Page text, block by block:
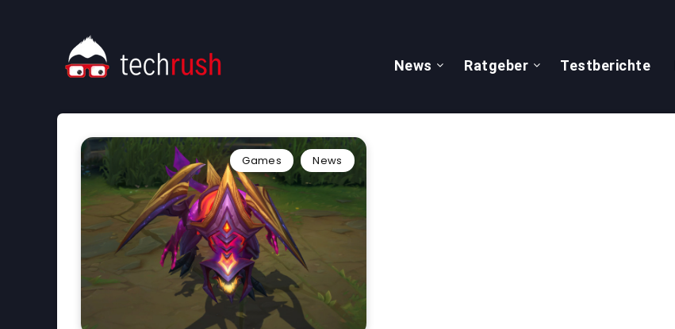
News Ratgeber Testberichte
Games News